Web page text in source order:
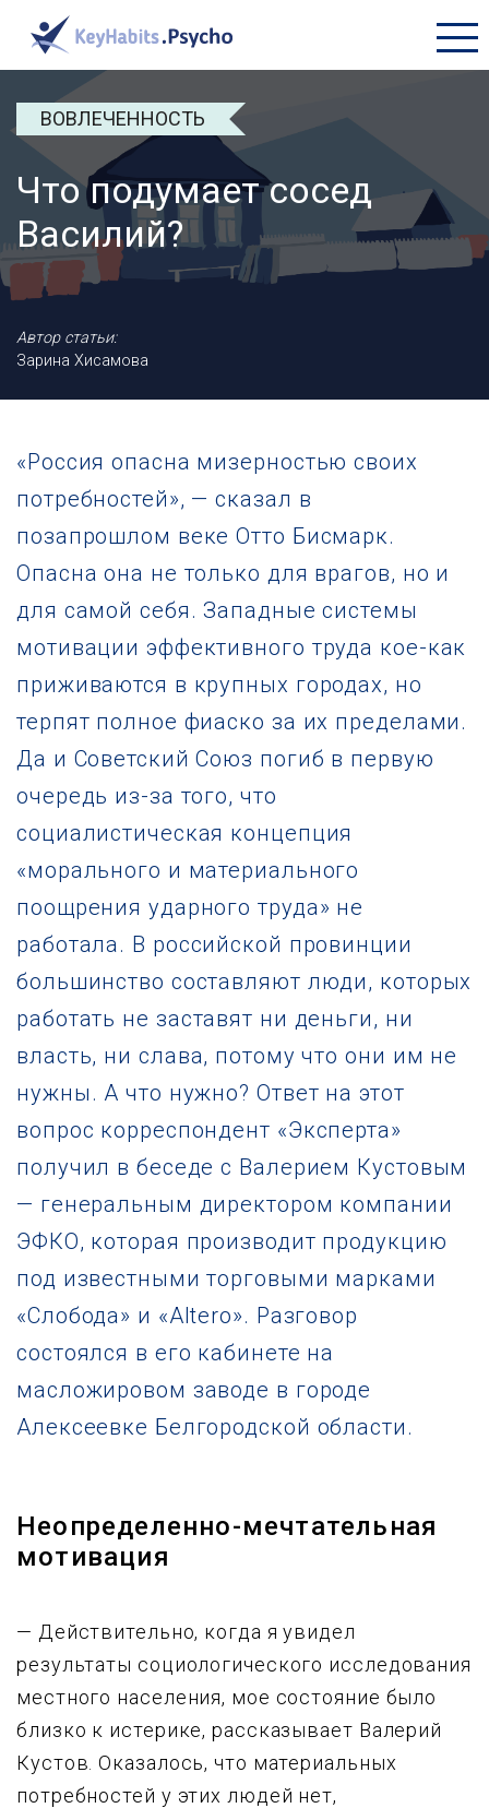
ПРОДУКТЫ
БИБЛИОТЕКА
О КОМПАНИИ
ВОВЛЕЧЕННОСТЬ
Что подумает сосед
Василий?
Автор статьи:
Зарина Хисамова
«Россия опасна мизерностью своих
потребностей», — сказал в
позапрошлом веке Отто Бисмарк.
Опасна она не только для врагов, но и
для самой себя. Западные системы
мотивации эффективного труда кое-как
приживаются в крупных городах, но
терпят полное фиаско за их пределами.
Да и Советский Союз погиб в пеpвyю
очеpедь из-за того, что
социалистическая концепция
«морального и материального
поощрения yдаpного труда» не
работала. В российской провинции
большинство составляют люди, которых
работать не заставят ни деньги, ни
власть, ни слава, потому что они им не
нужны. А что нужно? Ответ на этот
вопрос корреспондент «Эксперта»
получил в беседе с Валерием Кyстовым
— генеральным директором компании
ЭФКО, которая производит продукцию
под известными торговыми марками
«Слобода» и «Altero». Разговор
состоялся в его кабинете на
масложировом заводе в городе
Алексеевке Белгородской области.
Hеопpеделенно-мечтательная
мотивация
— Действительно, когда я увидел
результаты социологического исследования
местного населения, мое состояние было
близко к истерике, рассказывает Валерий
Кустов. Оказалось, что материальных
потребностей у этих людей нет,